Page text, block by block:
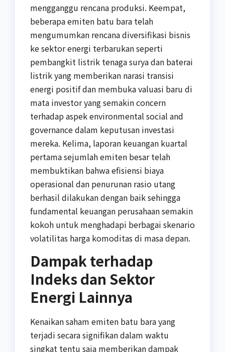
mengganggu rencana produksi. Keempat,
beberapa emiten batu bara telah
mengumumkan rencana diversifikasi bisnis
ke sektor energi terbarukan seperti
pembangkit listrik tenaga surya dan baterai
listrik yang memberikan narasi transisi
energi positif dan membuka valuasi baru di
mata investor yang semakin concern
terhadap aspek environmental social and
governance dalam keputusan investasi
mereka. Kelima, laporan keuangan kuartal
pertama sejumlah emiten besar telah
membuktikan bahwa efisiensi biaya
operasional dan penurunan rasio utang
berhasil dilakukan dengan baik sehingga
fundamental keuangan perusahaan semakin
kokoh untuk menghadapi berbagai skenario
volatilitas harga komoditas di masa depan.
Dampak terhadap
Indeks dan Sektor
Energi Lainnya
Kenaikan saham emiten batu bara yang
terjadi secara signifikan dalam waktu
singkat tentu saja memberikan dampak